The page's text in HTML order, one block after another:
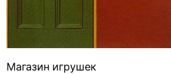
Магазин игрушек